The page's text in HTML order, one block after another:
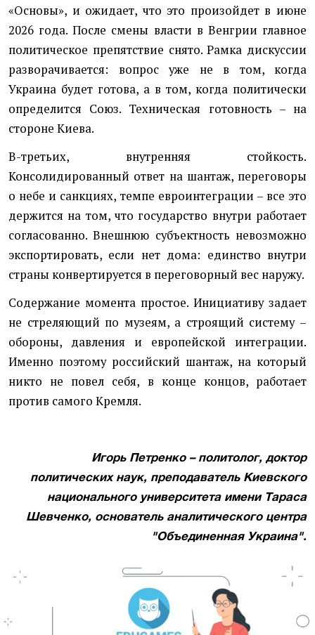
«Основы», и ожидает, что это произойдет в июне
2026 года. После смены власти в Венгрии главное
политическое препятствие снято. Рамка дискуссии
разворачивается: вопрос уже не в том, когда
Украина будет готова, а в том, когда политически
определится Союз. Техническая готовность – на
стороне Киева.
В-третьих, внутренняя стойкость.
Консолидированный ответ на шантаж, переговоры
о небе и санкциях, темпе евроинтеграции – все это
держится на том, что государство внутри работает
согласованно. Внешнюю субъектность невозможно
экспортировать, если нет дома: единство внутри
страны конвертируется в переговорный вес наружу.
Содержание момента простое. Инициативу задает
не стреляющий по музеям, а строящий систему –
обороны, давления и европейской интеграции.
Именно поэтому российский шантаж, на который
никто не повел себя, в конце концов, работает
против самого Кремля.
Игорь Петренко – политолог, доктор
политических наук, преподаватель Киевского
национального университета имени Тараса
Шевченко, основатель аналитического центра
"Объединенная Украина".